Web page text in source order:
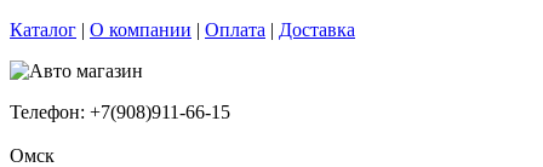
Каталог | О компании | Оплата | Доставка
Телефон: +7(908)911-66-15
Омск